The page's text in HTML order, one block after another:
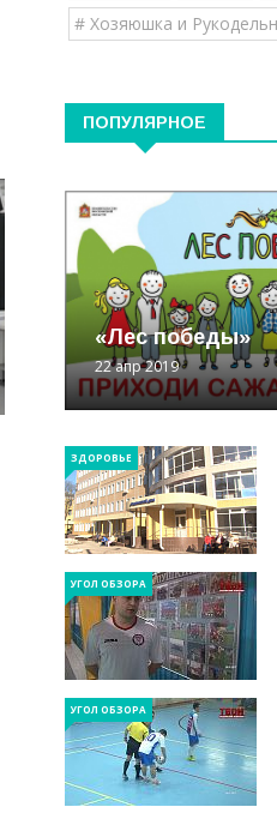
# Хозяюшка и
ПОПУЛЯРНОЕ
«Лес победы»
22 апр 2019
ЗДОРОВЬЕ
УГОЛ ОБЗОРА
УГОЛ ОБЗОРА